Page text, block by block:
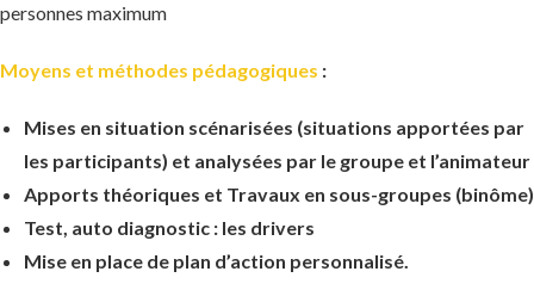
personnes maximum
Moyens et méthodes pédagogiques :
Mises en situation scénarisées (situations apportées par
les participants) et analysées par le groupe et l’animateur
Apports théoriques et Travaux en sous-groupes (binôme)
Test, auto diagnostic : les drivers
Mise en place de plan d’action personnalisé.